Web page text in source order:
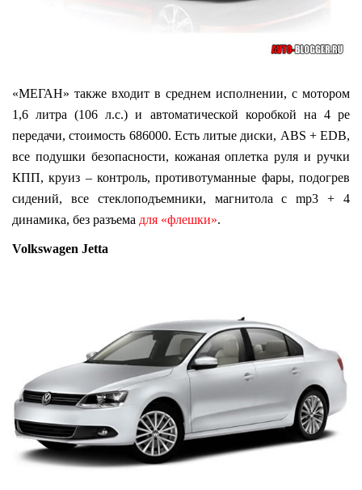
«МЕГАН» также входит в среднем исполнении, с мотором
1,6 литра (106 л.с.) и автоматической коробкой на 4 ре
передачи, стоимость 686000. Есть литые диски, ABS + EDB,
все подушки безопасности, кожаная оплетка руля и ручки
КПП, круиз – контроль, противотуманные фары, подогрев
сидений, все стеклоподъемники, магнитола с mp3 + 4
динамика, без разъема для «флешки».
Volkswagen Jetta